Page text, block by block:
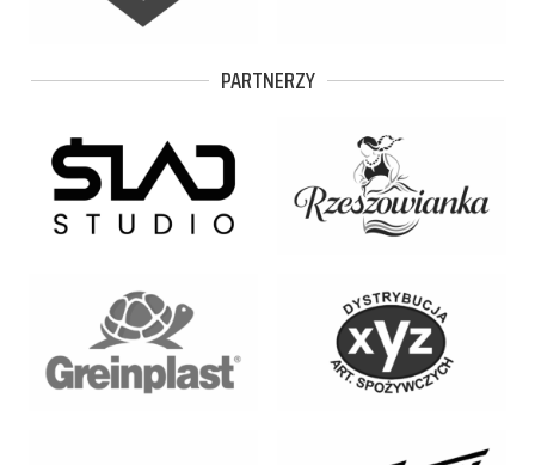
PARTNERZY